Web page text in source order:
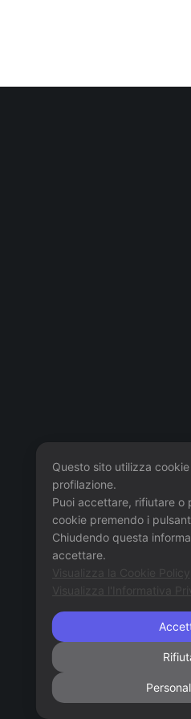
Questo sito utilizza
profilazione.
Puoi accettare, rifiutare o
cookie premendo i
Chiudendo questa
accettare.
Visualizza la Cookie Policy
Visualizza l'Informativa